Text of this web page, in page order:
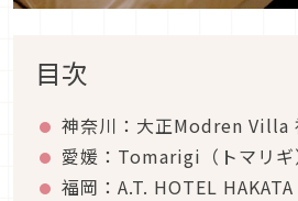
目次
神奈川：大正Modren Villa
愛媛：Tomarigi（トマリギ
福岡：A.T. HOTEL HAKATA